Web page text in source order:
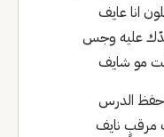
انا عايف
عليه وجس
مو شايف
الدرس
مرقبٍ نايف